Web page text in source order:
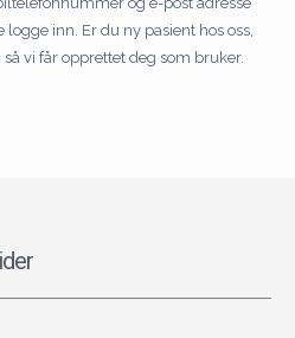
logge inn. Er du ny pasient hos oss,
vi får opprettet deg som bruker.